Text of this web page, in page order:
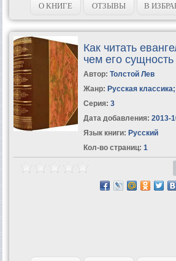
опоздаете и...
О КНИГЕ ОТЗЫВЫ В
Как читать
чем его сущность
Автор: Толстой Лев
Жанр: Русская классика;
Серия: 3
Дата добавления: 2013-
Язык книги: Русский
Кол-во страниц: 1